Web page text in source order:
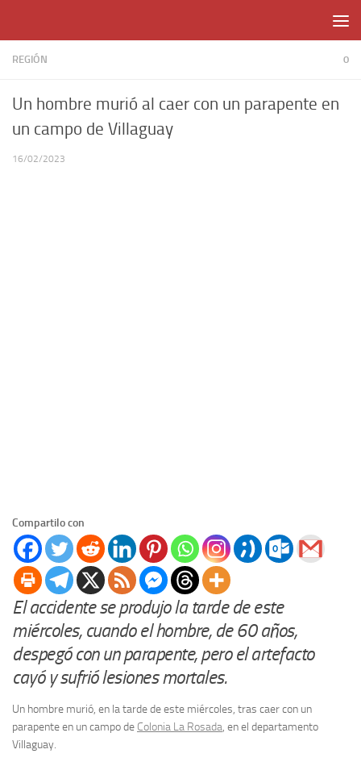
REGIÓN 0
Un hombre murió al caer con un parapente en
un campo de Villaguay
16/02/2023
Compartilo con
El accidente se produjo la tarde de este
miércoles, cuando el hombre, de 60 años,
despegó con un parapente, pero el artefacto
cayó y sufrió lesiones mortales.
Un hombre murió, en la tarde de este miércoles, tras caer con un
parapente en un campo de Colonia La Rosada, en el departamento
Villaguay.